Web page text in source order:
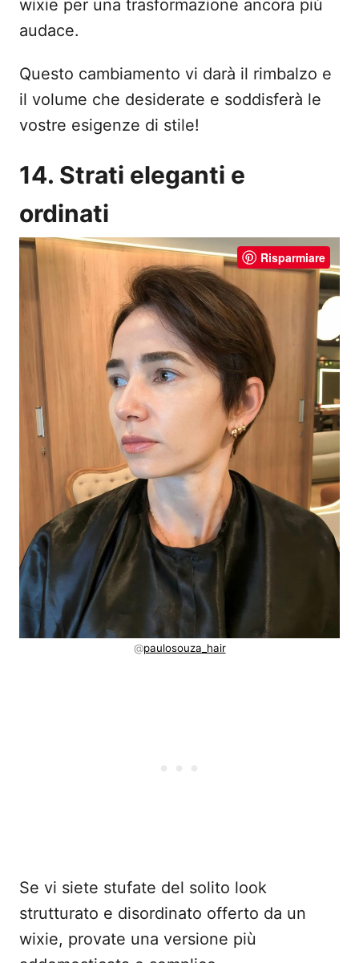
wixie per una trasformazione ancora più
audace.
Questo cambiamento vi darà il rimbalzo e
il volume che desiderate e soddisferà le
vostre esigenze di stile!
14. Strati eleganti e
ordinati
Risparmiare
@paulosouza_hair
Se vi siete stufate del solito look
strutturato e disordinato offerto da un
wixie, provate una versione più